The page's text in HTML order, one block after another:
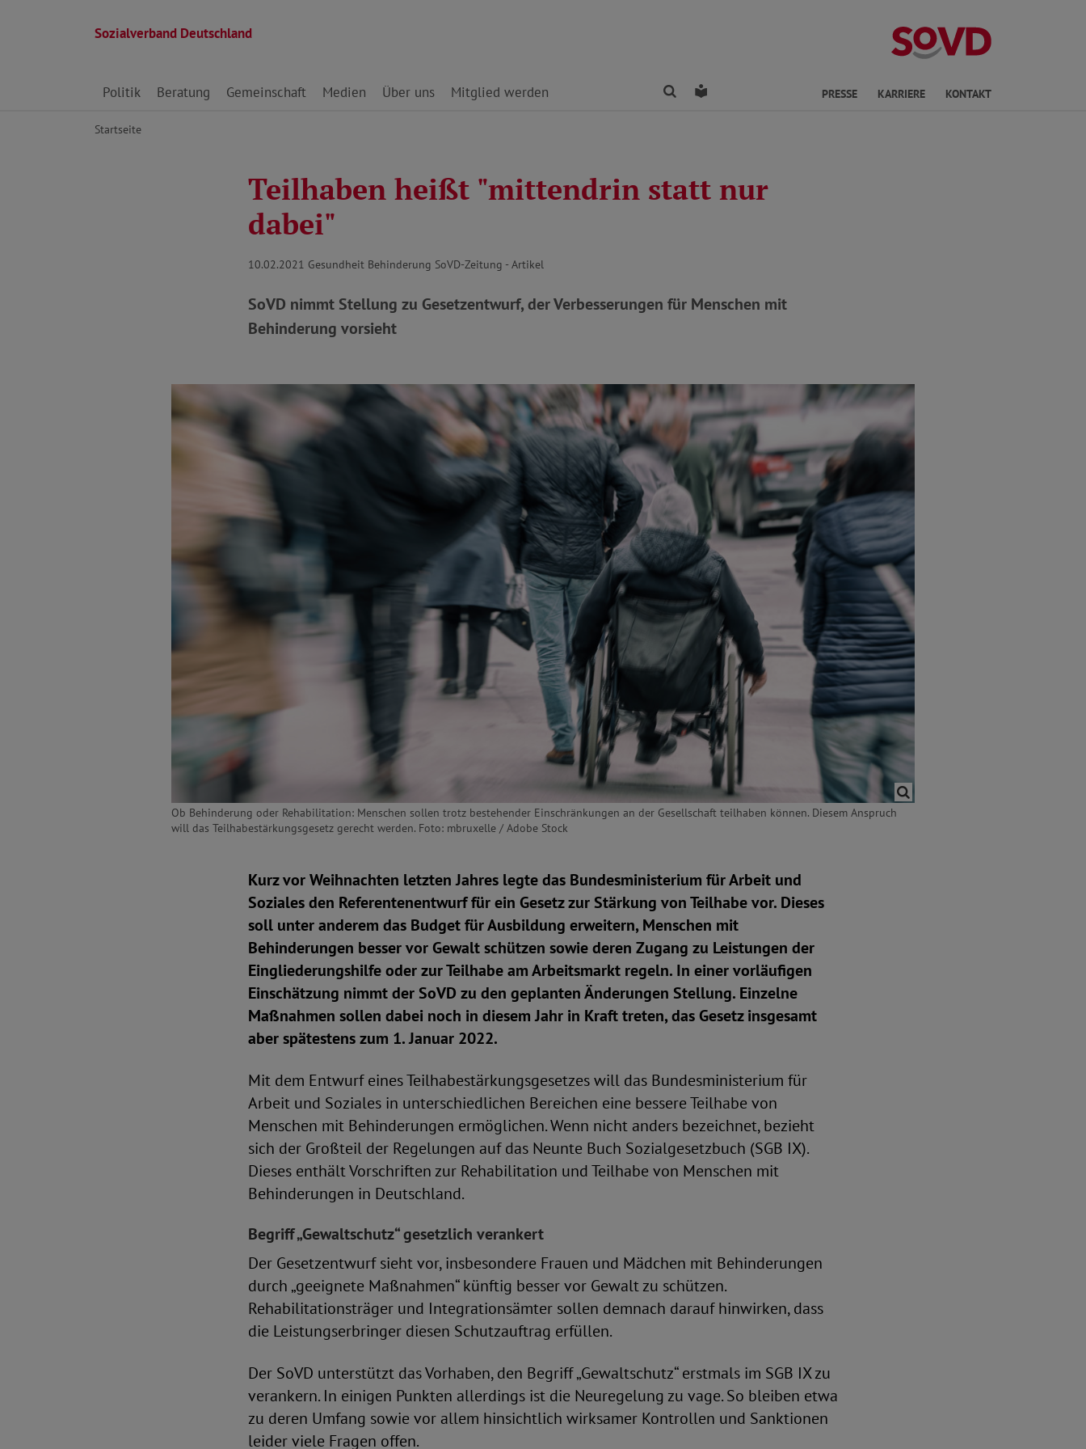
Sozialverband Deutschland
Direkt zu den Inhalten springen
Politik Beratung Gemeinschaft Medien Über uns Mitglied werden FindenLeichte Sprache PRESSE KARRIERE KONTAKT
Startseite
Teilhaben heißt "mittendrin statt nur
dabei"
10.02.2021 Gesundheit Behinderung SoVD-Zeitung - Artikel
SoVD nimmt Stellung zu Gesetzentwurf, der Verbesserungen für Menschen mit
Behinderung vorsieht
Ob Behinderung oder Rehabilitation: Menschen sollen trotz bestehender Einschränkungen an der Gesellschaft teilhaben können. Diesem Anspruch
will das Teilhabestärkungsgesetz gerecht werden. Foto: mbruxelle / Adobe Stock
Kurz vor Weihnachten letzten Jahres legte das Bundesministerium für Arbeit und
Soziales den Referentenentwurf für ein Gesetz zur Stärkung von Teilhabe vor. Dieses
soll unter anderem das Budget für Ausbildung erweitern, Menschen mit
Behinderungen besser vor Gewalt schützen sowie deren Zugang zu Leistungen der
Eingliederungshilfe oder zur Teilhabe am Arbeitsmarkt regeln. In einer vorläufigen
Einschätzung nimmt der SoVD zu den geplanten Änderungen Stellung. Einzelne
Maßnahmen sollen dabei noch in diesem Jahr in Kraft treten, das Gesetz insgesamt
aber spätestens zum 1. Januar 2022.
Mit dem Entwurf eines Teilhabestärkungsgesetzes will das Bundesministerium für
Arbeit und Soziales in unterschiedlichen Bereichen eine bessere Teilhabe von
Menschen mit Behinderungen ermöglichen. Wenn nicht anders bezeichnet, bezieht
sich der Großteil der Regelungen auf das Neunte Buch Sozialgesetzbuch (SGB IX).
Dieses enthält Vorschriften zur Rehabilitation und Teilhabe von Menschen mit
Behinderungen in Deutschland.
Begriff „Gewaltschutz“ gesetzlich verankert
Der Gesetzentwurf sieht vor, insbesondere Frauen und Mädchen mit Behinderungen
durch „geeignete Maßnahmen“ künftig besser vor Gewalt zu schützen.
Rehabilitationsträger und Integrationsämter sollen demnach darauf hinwirken, dass
die Leistungserbringer diesen Schutzauftrag erfüllen.
Der SoVD unterstützt das Vorhaben, den Begriff „Gewaltschutz“ erstmals im SGB IX zu
verankern. In einigen Punkten allerdings ist die Neuregelung zu vage. So bleiben etwa
zu deren Umfang sowie vor allem hinsichtlich wirksamer Kontrollen und Sanktionen
leider viele Fragen offen.